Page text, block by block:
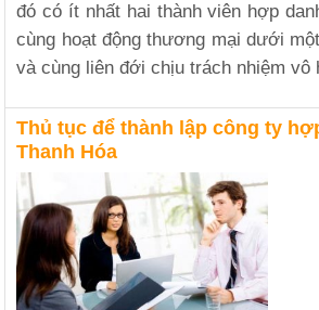
đó có ít nhất hai thành viên hợp
cùng hoạt động thương mại dưới
và cùng liên đới chịu trách nhiệm vô
Thủ tục để thành lập công ty
Thanh Hóa